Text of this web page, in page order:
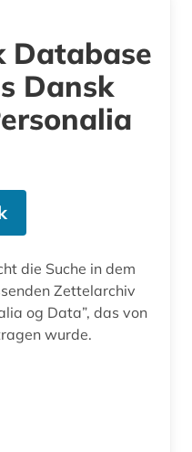
Database
Dansk
die Suche in dem
Zettelarchiv
og Data”, das von
wurde.